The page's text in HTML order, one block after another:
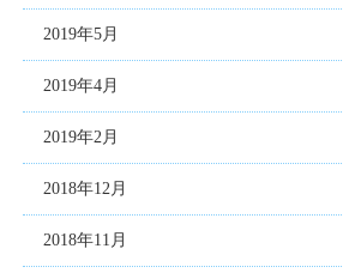
2019年5月
2019年4月
2019年2月
2018年12月
2018年11月